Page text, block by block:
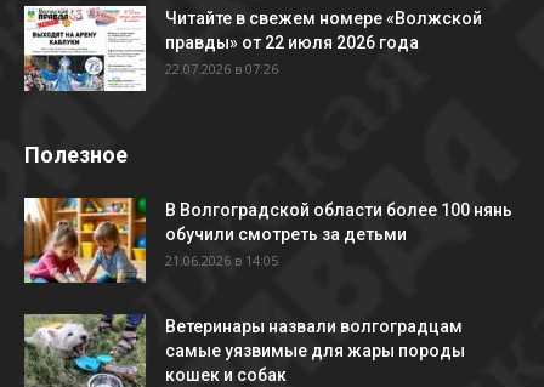
Читайте в свежем номере «Волжской
правды» от 22 июля 2026 года
22.07.2026 в 07:26
Полезное
В Волгоградской области более 100 нянь
обучили смотреть за детьми
21.06.2026 в 14:05
Ветеринары назвали волгоградцам
самые уязвимые для жары породы
кошек и собак